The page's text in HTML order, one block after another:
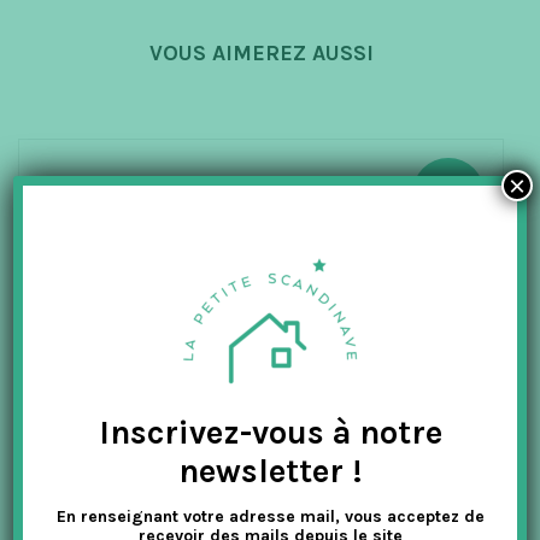
VOUS AIMEREZ AUSSI
-50%
Inscrivez-vous à notre
newsletter !
En renseignant votre adresse mail, vous acceptez de
recevoir des mails depuis le site
×